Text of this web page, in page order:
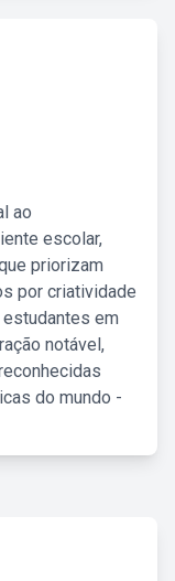
ao
escolar,
priorizam
por criatividade
em
notável,
do mundo -